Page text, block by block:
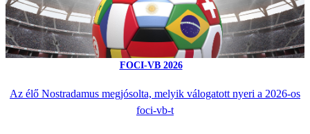
FOCI-VB 2026
Az élő Nostradamus megjósolta, melyik válogatott nyeri a 2026-os
foci-vb-t